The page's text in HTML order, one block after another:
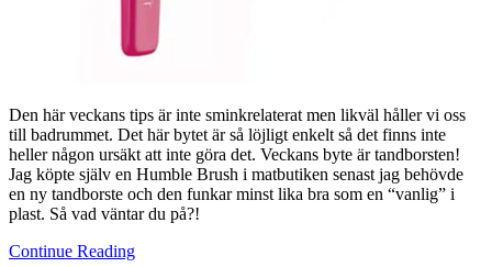
Den här veckans tips är inte sminkrelaterat men likväl håller vi oss
till badrummet. Det här bytet är så löjligt enkelt så det finns inte
heller någon ursäkt att inte göra det. Veckans byte är tandborsten!
Jag köpte själv en Humble Brush i matbutiken senast jag behövde
en ny tandborste och den funkar minst lika bra som en “vanlig” i
plast. Så vad väntar du på?!
Continue Reading